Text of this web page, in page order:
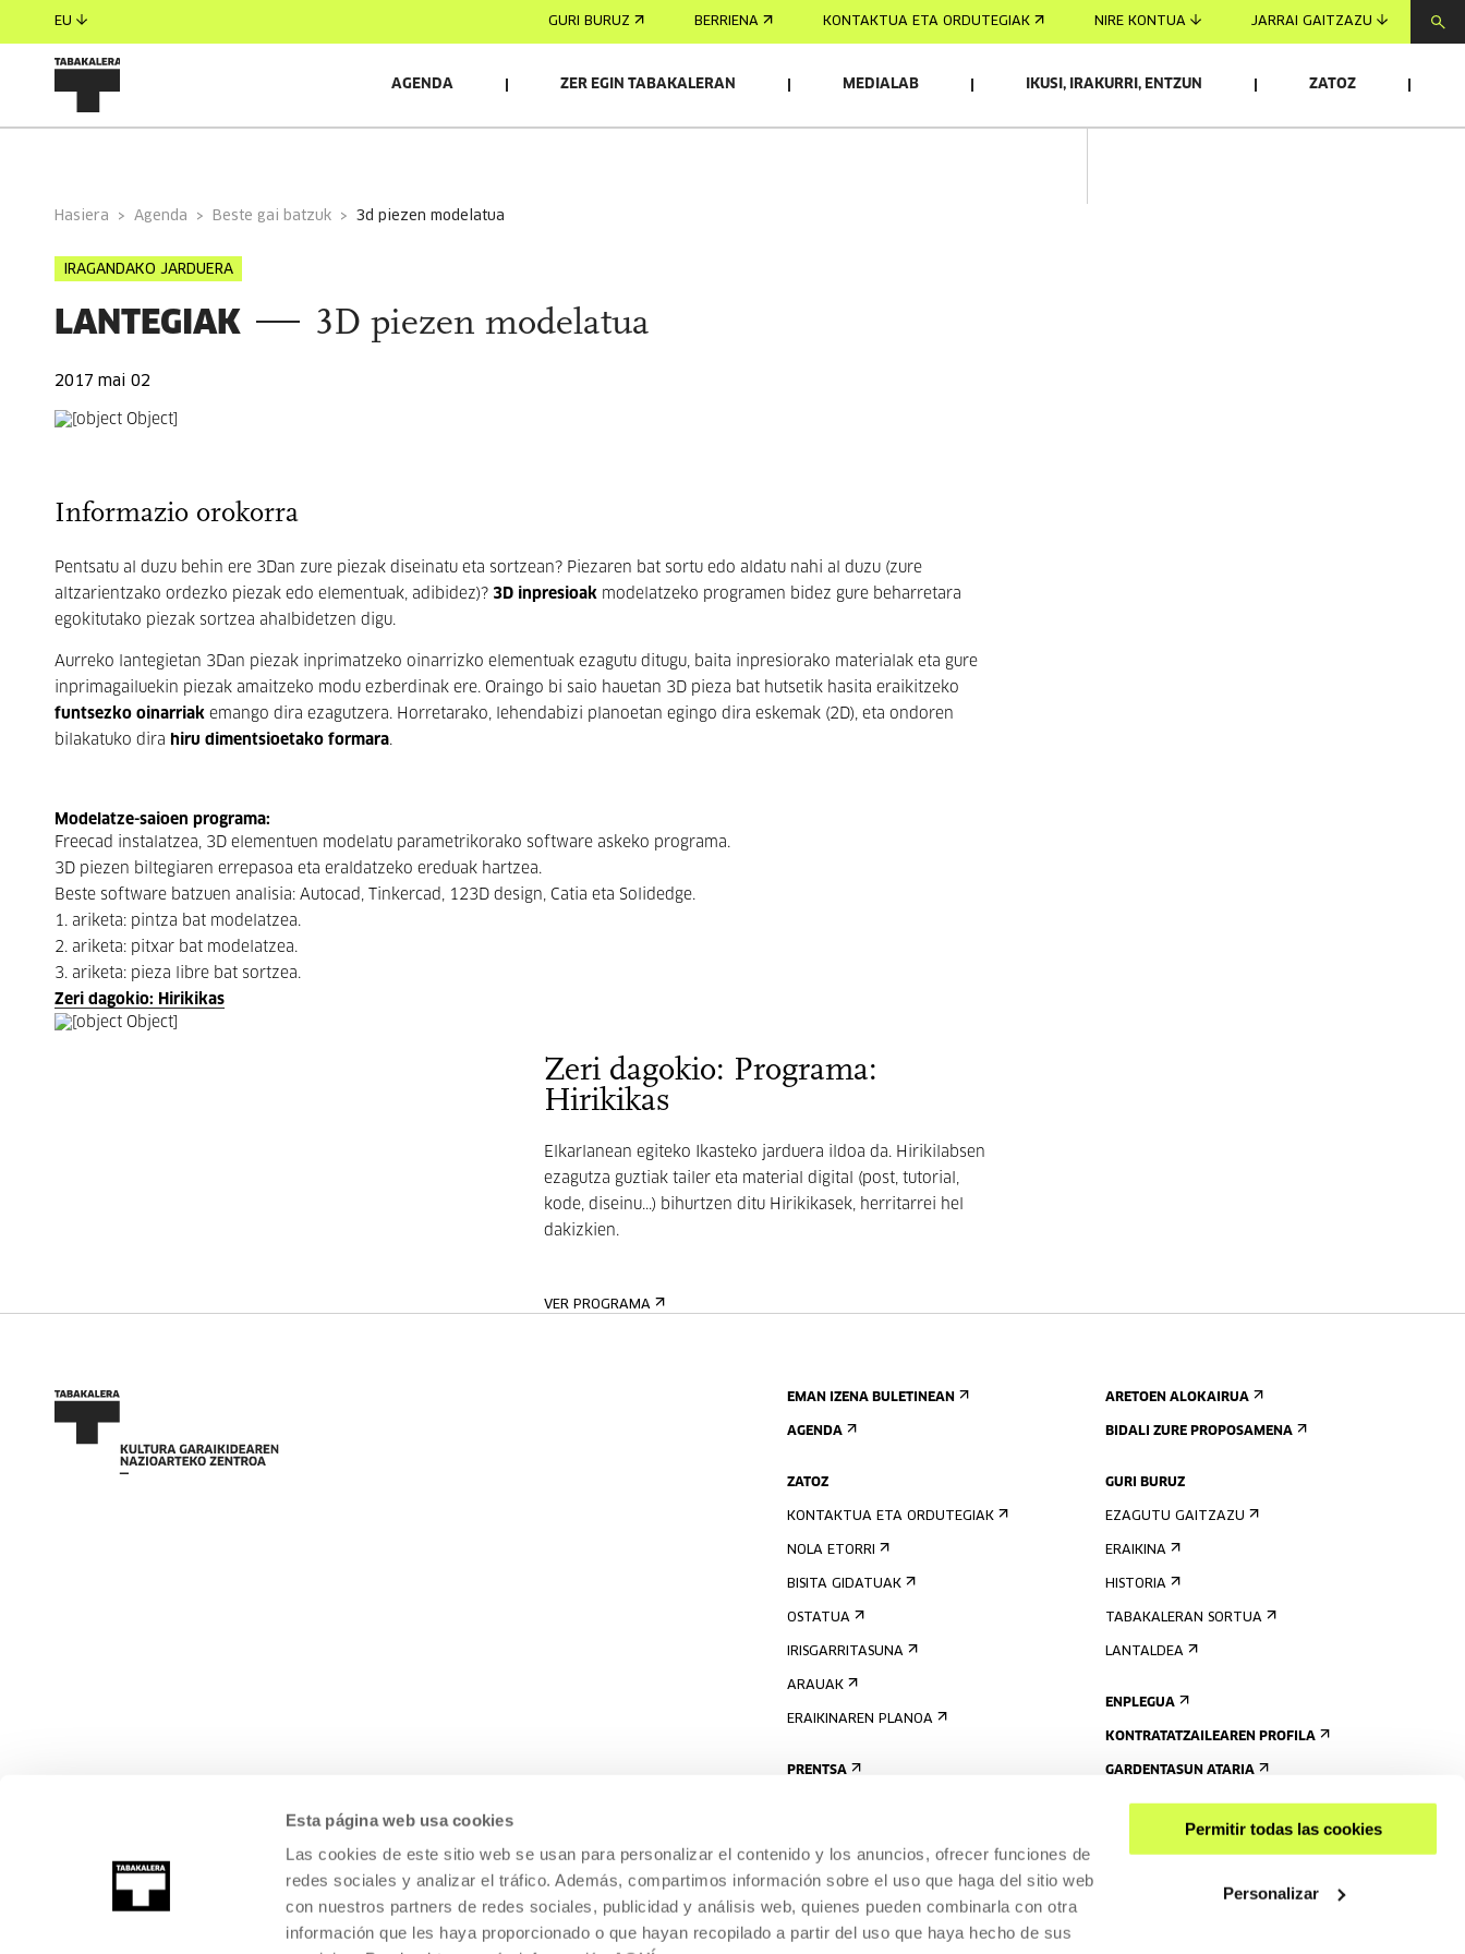
Esta página web usa cookies
Las cookies de este sitio web se usan para personalizar el contenido y los anuncios, ofrecer funciones de
redes sociales y analizar el tráfico. Además, compartimos información sobre el uso que haga del sitio web
con nuestros partners de redes sociales, publicidad y análisis web, quienes pueden combinarla con otra
información que les haya proporcionado o que hayan recopilado a partir del uso que haya hecho de sus
Permitir todas las cookies
Personalizar
EU GURI BURUZ BERRIENA KONTAKTUA ETA ORDUTEGIAK NIRE KONTUA JARRAI GAITZAZU
AGENDA ZER EGIN TABAKALERAN MEDIALAB IKUSI, IRAKURRI, ENTZUN ZATOZ
Hasiera Agenda Beste gai batzuk 3d piezen modelatua
IRAGANDAKO JARDUERA
LANTEGIAK 3D piezen modelatua
2017 mai 02
Informazio orokorra
Pentsatu al duzu behin ere 3Dan zure piezak diseinatu eta sortzean? Piezaren bat sortu edo aldatu nahi al duzu (zure
altzarientzako ordezko piezak edo elementuak, adibidez)? 3D inpresioak modelatzeko programen bidez gure beharretara
egokitutako piezak sortzea ahalbidetzen digu.
Aurreko lantegietan 3Dan piezak inprimatzeko oinarrizko elementuak ezagutu ditugu, baita inpresiorako materialak eta gure
inprimagailuekin piezak amaitzeko modu ezberdinak ere. Oraingo bi saio hauetan 3D pieza bat hutsetik hasita eraikitzeko
funtsezko oinarriak emango dira ezagutzera. Horretarako, lehendabizi planoetan egingo dira eskemak (2D), eta ondoren
bilakatuko dira hiru dimentsioetako formara.
Modelatze-saioen programa:
Freecad instalatzea, 3D elementuen modelatu parametrikorako software askeko programa.
3D piezen biltegiaren errepasoa eta eraldatzeko ereduak hartzea.
Beste software batzuen analisia: Autocad, Tinkercad, 123D design, Catia eta Solidedge.
1. ariketa: pintza bat modelatzea.
2. ariketa: pitxar bat modelatzea.
3. ariketa: pieza libre bat sortzea.
Zeri dagokio: Hirikikas
Zeri dagokio: Programa:
Hirikikas
Elkarlanean egiteko Ikasteko jarduera ildoa da. Hirikilabsen
ezagutza guztiak tailer eta material digital (post, tutorial,
kode, diseinu...) bihurtzen ditu Hirikikasek, herritarrei hel
dakizkien.
VER PROGRAMA
EMAN IZENA BULETINEAN
AGENDA
ZATOZ
KONTAKTUA ETA ORDUTEGIAK
NOLA ETORRI
BISITA GIDATUAK
OSTATUA
IRISGARRITASUNA
ARAUAK
ERAIKINAREN PLANOA
PRENTSA
ARETOEN ALOKAIRUA
BIDALI ZURE PROPOSAMENA
GURI BURUZ
EZAGUTU GAITZAZU
ERAIKINA
HISTORIA
TABAKALERAN SORTUA
LANTALDEA
ENPLEGUA
KONTRATATZAILEAREN PROFILA
GARDENTASUN ATARIA